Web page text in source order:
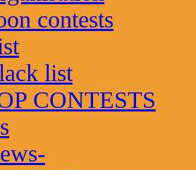
contests
list
CONTESTS